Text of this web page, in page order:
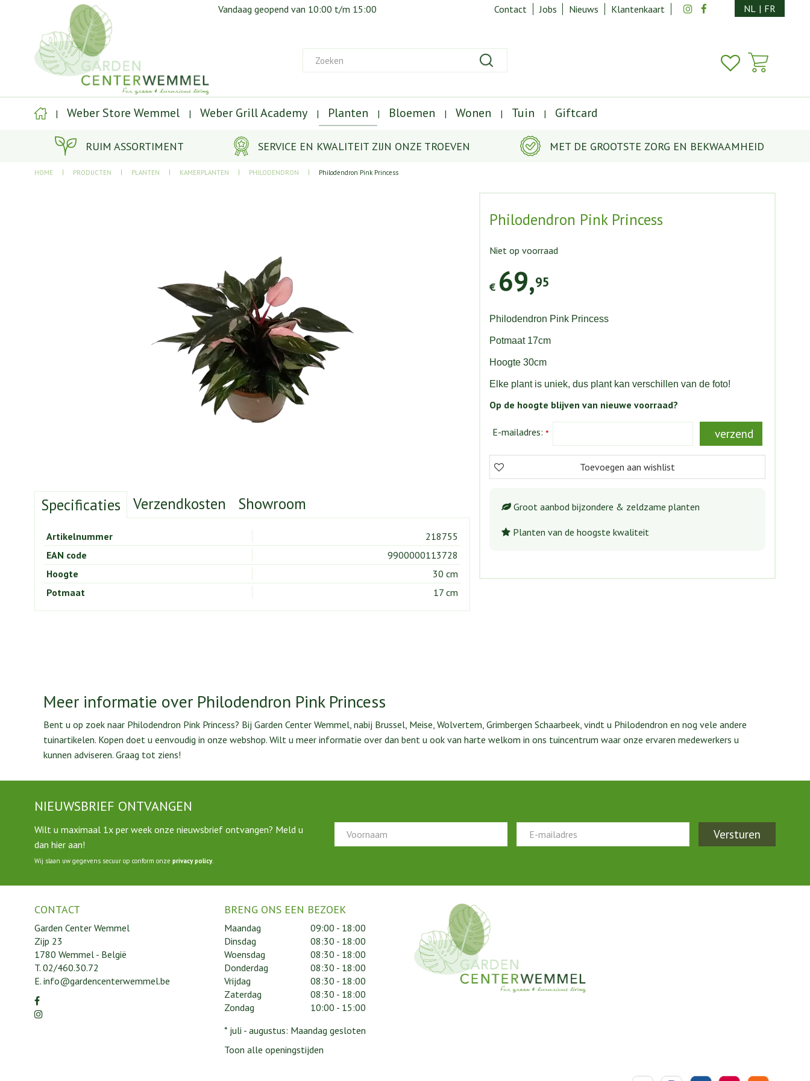
RUIM ASSORTIMENT SERVICE EN KWALITEIT ZIJN ONZE TROEVEN MET DE GROOTSTE ZORG EN BEKWAAMHEID
HOME PRODUCTEN PLANTEN KAMERPLANTEN PHILODENDRON Philodendron Pink Princess
Vandaag geopend van 10:00 t/m 15:00 Contact Jobs Nieuws Klantenkaart NL | FR
Weber Store Wemmel Weber Grill Academy Planten Bloemen Wonen Tuin Giftcard
Philodendron Pink Princess
€ 69,95
Niet op voorraad
Philodendron Pink Princess
Potmaat 17cm
Hoogte 30cm
Elke plant is uniek, dus plant kan verschillen van de foto!
Op de hoogte blijven van nieuwe voorraad?
E-mailadres: *
Groot aanbod bijzondere & zeldzame planten
Planten van de hoogste kwaliteit
Specificaties Verzendkosten Showroom
Artikelnummer
218755
EAN code
9900000113728
Hoogte
30 cm
Potmaat
17 cm
Meer informatie over Philodendron Pink Princess
Bent u op zoek naar Philodendron Pink Princess? Bij Garden Center Wemmel, nabij Brussel, Meise, Wolvertem, Grimbergen Schaarbeek, vindt u Philodendron en nog vele andere
tuinartikelen. Kopen doet u eenvoudig in onze webshop. Wilt u meer informatie over dan bent u ook van harte welkom in ons tuincentrum waar onze ervaren medewerkers u
kunnen adviseren. Graag tot ziens!
NIEUWSBRIEF ONTVANGEN
Wilt u maximaal 1x per week onze nieuwsbrief ontvangen? Meld u
dan hier aan!
Wij slaan uw gegevens secuur op conform onze privacy policy.
CONTACT
Garden Center Wemmel
Zijp 23
1780 Wemmel - België
T. 02/460.30.72
E. info@gardencenterwemmel.be
BRENG ONS EEN BEZOEK
Maandag
09:00 - 18:00
Dinsdag
08:30 - 18:00
Woensdag
08:30 - 18:00
Donderdag
08:30 - 18:00
Vrijdag
08:30 - 18:00
Zaterdag
08:30 - 18:00
Zondag
10:00 - 15:00
* juli - augustus: Maandag gesloten
Toon alle openingstijden